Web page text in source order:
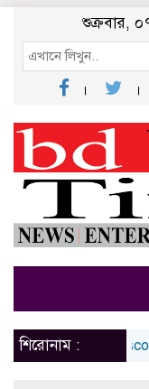
শুক্রবার,
শিরোনাম :
answers to